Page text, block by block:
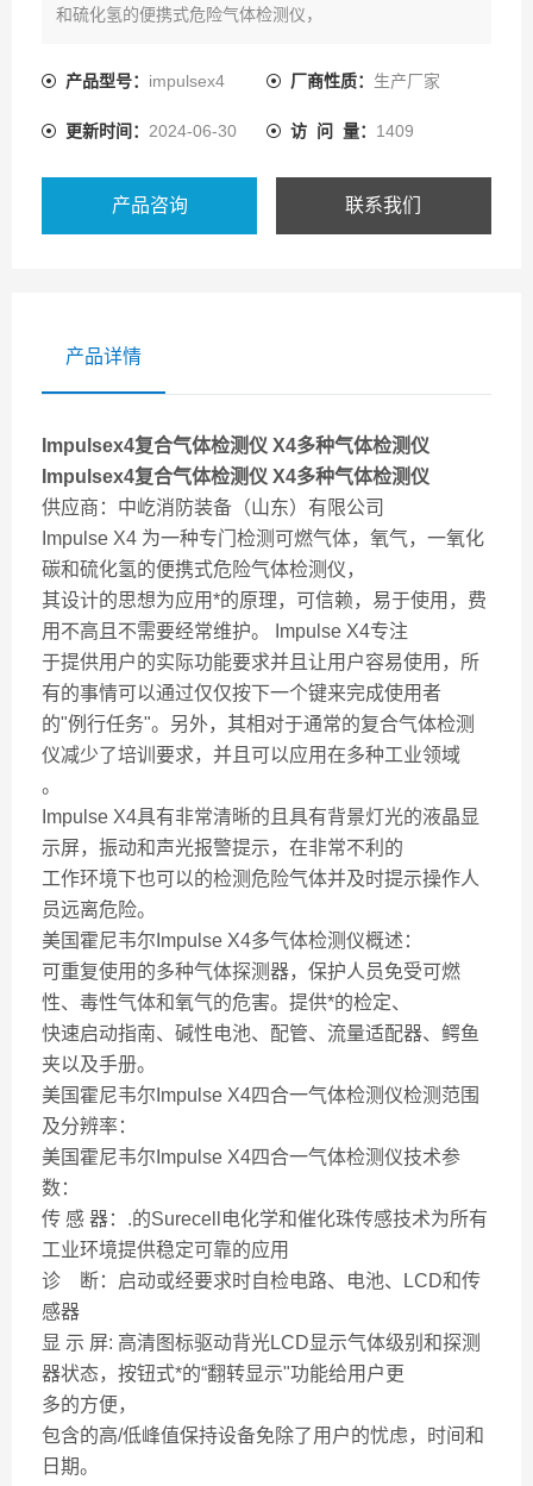
和硫化氢的便携式危险气体检测仪，
不高且不需要经常维护。 Impulse X4专注
事情可
产品型号： impulsex4 厂商性质： 生产厂家
更新时间： 2024-06-30 访 问 量： 1409
产品咨询 联系我们
产品详情
Impulsex4复合气体检测仪 X4多种气体检测仪
Impulsex4复合气体检测仪 X4多种气体检测仪
供应商：中屹消防装备（山东）有限公司
Impulse X4 为一种专门检测可燃气体，氧气，一氧化
碳和硫化氢的便携式危险气体检测仪，
其设计的思想为应用*的原理，可信赖，易于使用，费
用不高且不需要经常维护。 Impulse X4专注
于提供用户的实际功能要求并且让用户容易使用，所
有的事情可以通过仅仅按下一个键来完成使用者
的"例行任务"。另外，其相对于通常的复合气体检测
仪减少了培训要求，并且可以应用在多种工业领域
。
Impulse X4具有非常清晰的且具有背景灯光的液晶显
示屏，振动和声光报警提示，在非常不利的
工作环境下也可以的检测危险气体并及时提示操作人
员远离危险。
美国霍尼韦尔Impulse X4多气体检测仪概述：
可重复使用的多种气体探测器，保护人员免受可燃
性、毒性气体和氧气的危害。提供*的检定、
快速启动指南、碱性电池、配管、流量适配器、鳄鱼
夹以及手册。
美国霍尼韦尔Impulse X4四合一气体检测仪检测范围
及分辨率：
美国霍尼韦尔Impulse X4四合一气体检测仪技术参
数：
传 感 器：.的Surecell电化学和催化珠传感技术为所有
工业环境提供稳定可靠的应用
诊 断：启动或经要求时自检电路、电池、LCD和传
感器
显 示 屏: 高清图标驱动背光LCD显示气体级别和探测
器状态，按钮式*的“翻转显示"功能给用户更
多的方便，
包含的高/低峰值保持设备免除了用户的忧虑，时间和
日期。